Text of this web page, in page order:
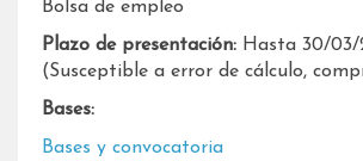
Bolsa de empleo
Plazo de presentación: Hasta 30/03/
(Susceptible a error de cálculo,
Bases:
Bases y convocatoria